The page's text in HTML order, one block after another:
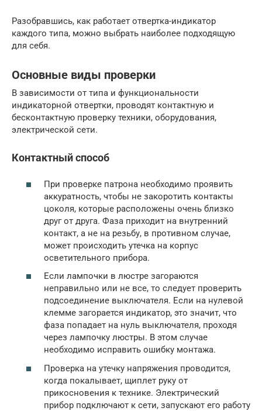
Разобравшись, как работает отвертка-индикатор
каждого типа, можно выбрать наиболее подходящую
для себя.
Основные виды проверки
В зависимости от типа и функциональности
индикаторной отвертки, проводят контактную и
бесконтактную проверку техники, оборудования,
электрической сети.
Контактный способ
При проверке патрона необходимо проявить
аккуратность, чтобы не закоротить контакты
цоколя, которые расположены очень близко
друг от друга. Фаза приходит на внутренний
контакт, а не на резьбу, в противном случае,
может происходить утечка на корпус
осветительного прибора.
Если лампочки в люстре загораются
неправильно или не все, то следует проверить
подсоединение выключателя. Если на нулевой
клемме загорается индикатор, это значит, что
фаза попадает на нуль выключателя, проходя
через лампочку люстры. В этом случае
необходимо исправить ошибку монтажа.
Проверка на утечку напряжения проводится,
когда покалывает, щиплет руку от
прикосновения к технике. Электрический
прибор подключают к сети, запускают его работу